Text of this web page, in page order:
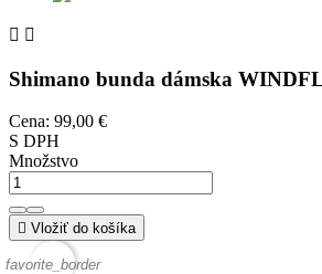
 
Shimano bunda dámska
Cena: 99,00 €
S DPH
Množstvo
 Vložiť do košíka
favorite_border